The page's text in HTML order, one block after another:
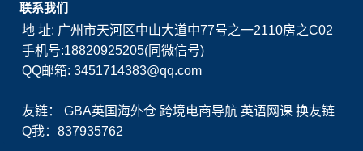
联系我们
地 址: 广州市天河区中山大道中77号之一2110房之C02
手机号:18820925205(同微信号)
QQ邮箱: 3451714383@qq.com
友链：GBA英国海外仓 跨境电商导航 英语网课 换友链
Q我：837935762